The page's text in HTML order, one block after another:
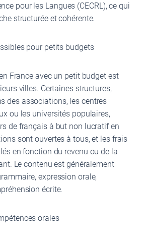
pour les Langues (CECRL), ce qui
structurée et cohérente.
pour petits budgets
France avec un petit budget est
villes. Certaines structures,
des associations, les centres
ou les universités populaires,
de français à but non lucratif en
sont ouvertes à tous, et les frais
en fonction du revenu ou de la
Le contenu est généralement
expression orale,
écrite.
orales